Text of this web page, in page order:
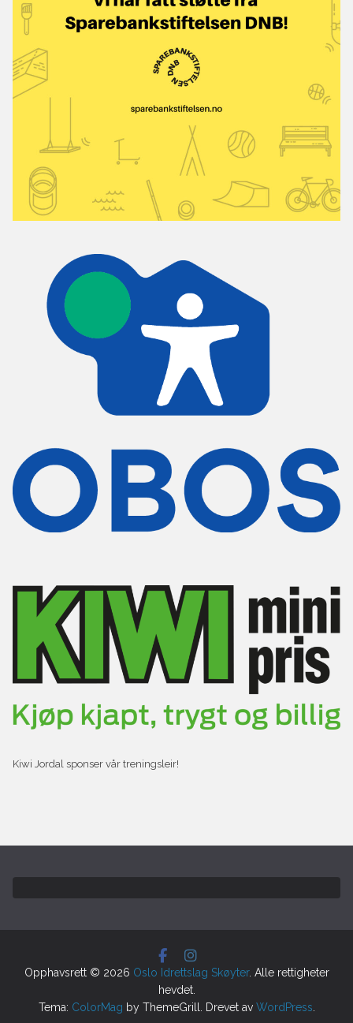
Kiwi Jordal sponser vår treningsleir!
Opphavsrett © 2026 Oslo Idrettslag Skøyter. Alle rettigheter
hevdet.
Tema: ColorMag by ThemeGrill. Drevet av WordPress